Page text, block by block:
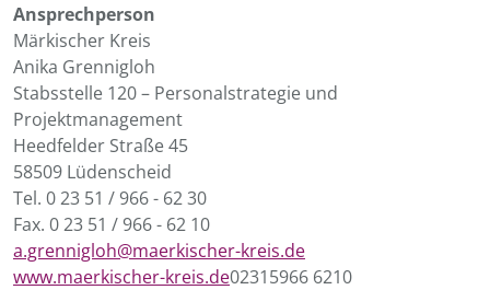
Ansprechperson
Märkischer Kreis
Anika Grennigloh
Stabsstelle 120 – Personalstrategie und
Projektmanagement
Heedfelder Straße 45
58509 Lüdenscheid
Tel. 0 23 51 / 966 - 62 30
Fax. 0 23 51 / 966 - 62 10
a.grennigloh@maerkischer-kreis.de
www.maerkischer-kreis.de02315966 6210